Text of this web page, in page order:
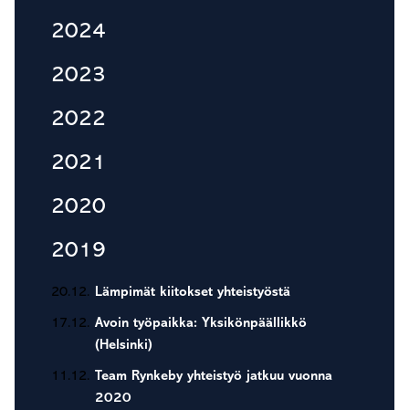
2024
2023
2022
2021
2020
2019
20.12. Lämpimät kiitokset yhteistyöstä
17.12. Avoin työpaikka: Yksikönpäällikkö
(Helsinki)
11.12.
Team Rynkeby yhteistyö jatkuu vuonna
2020